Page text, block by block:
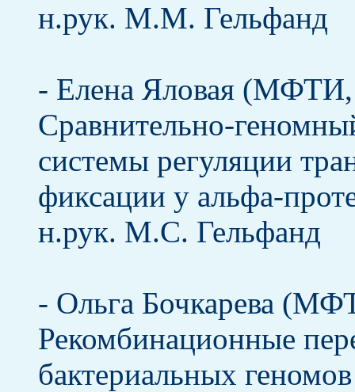
н.рук. М.М. Гельфанд
- Елена Яловая (МФТИ,
Сравнительно-
системы регуляции
фиксации у альфа-
н.рук. М.С. Гельфанд
- Ольга Бочкарева
Рекомбинационные
бактериальных геномов